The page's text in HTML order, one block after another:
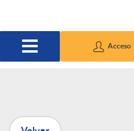
Acceso
P